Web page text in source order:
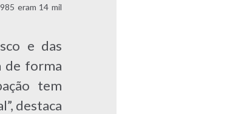
eram 14 mil
e das
de forma
tem
destaca